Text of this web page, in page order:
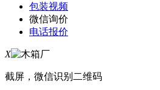
包装视频
微信询价
电话报价
X
截屏，微信识别二维码